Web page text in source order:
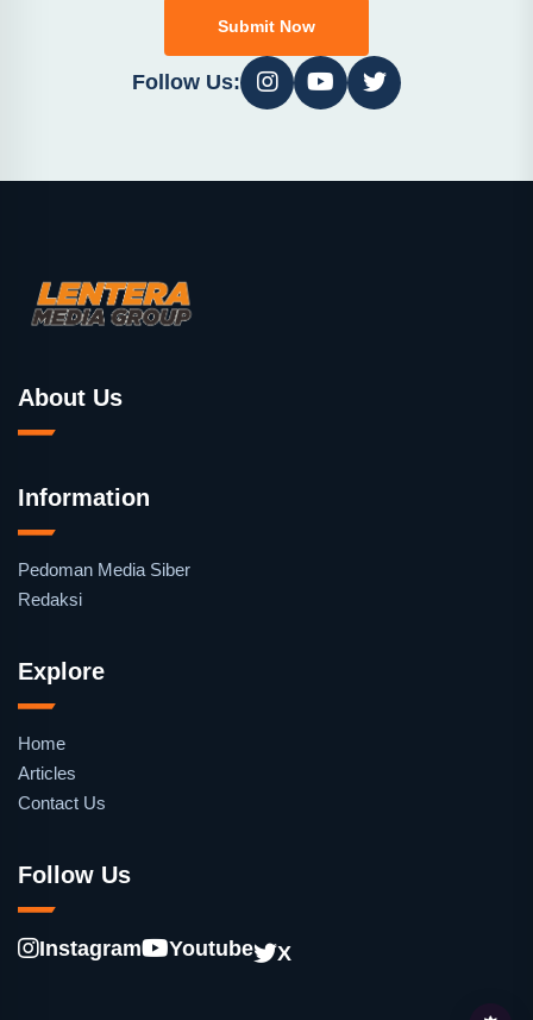
Submit Now
Follow Us:
About Us
Information
Pedoman Media Siber
Redaksi
Explore
Home
Articles
Contact Us
Follow Us
Instagram Youtube X